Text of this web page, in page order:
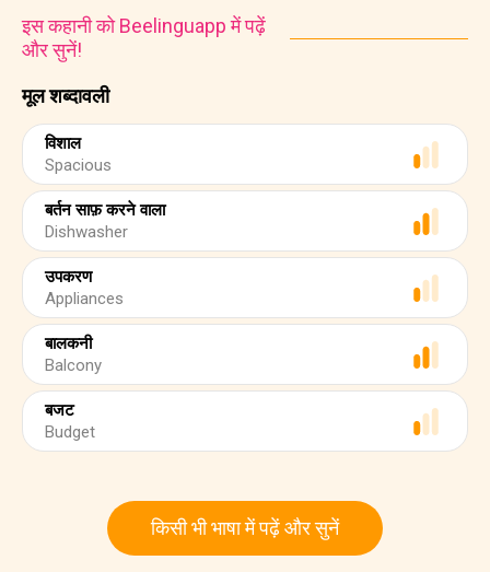
मूल शब्दावली
विशाल
Spacious
बर्तन साफ़ करने वाला
Dishwasher
उपकरण
Appliances
बालकनी
Balcony
बजट
Budget
इस कहानी को Beelinguapp में पढ़ें
और सुनें!
किसी भी भाषा में पढ़ें और सुनें